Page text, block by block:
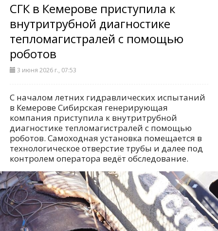
СГК в Кемерове приступила к
внутритрубной диагностике
тепломагистралей с помощью
роботов
3 июня 2026 г., 07:53
С началом летних гидравлических испытаний
в Кемерове Сибирская генерирующая
компания приступила к внутритрубной
диагностике тепломагистралей с помощью
роботов. Самоходная установка помещается в
технологическое отверстие трубы и далее под
контролем оператора ведёт обследование.